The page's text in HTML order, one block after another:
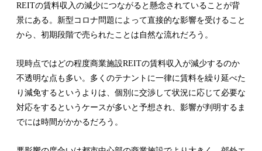
REITの賃料収入の減少につながると懸念されていることが背
景にある。新型コロナ問題によって直接的な影響を受けること
から、初期段階で売られたことは自然な流れだろう。
現時点ではどの程度商業施設REITの賃料収入が減少するのか
不透明な点も多い。多くのテナントに一律に賃料を繰り延べた
り減免するというよりは、個別に交渉して状況に応じて必要な
対応をするというケースが多いと予想され、影響が判明するま
でには時間がかかるだろう。